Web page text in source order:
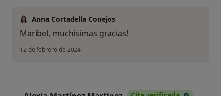
Anna Cortadella Conejos
Maribel, muchísimas gracias!
12 de febrero de 2024